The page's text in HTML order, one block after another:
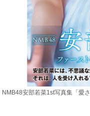
NMB48安部若菜1st写真集「愛